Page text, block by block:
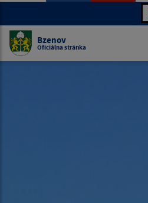
Bzenov
Oficiálna stránka